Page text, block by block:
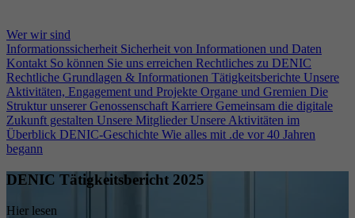
Wer wir sind
Informationssicherheit Sicherheit von Informationen und Daten
Kontakt So können Sie uns erreichen Rechtliches zu DENIC
Rechtliche Grundlagen & Informationen Tätigkeitsberichte Unsere
Aktivitäten, Engagement und Projekte Organe und Gremien Die
Struktur unserer Genossenschaft Karriere Gemeinsam die digitale
Zukunft gestalten Unsere Mitglieder Unsere Aktivitäten im
Überblick DENIC-Geschichte Wie alles mit .de vor 40 Jahren
begann
DENIC Tätigkeitsbericht 2025
Hier lesen